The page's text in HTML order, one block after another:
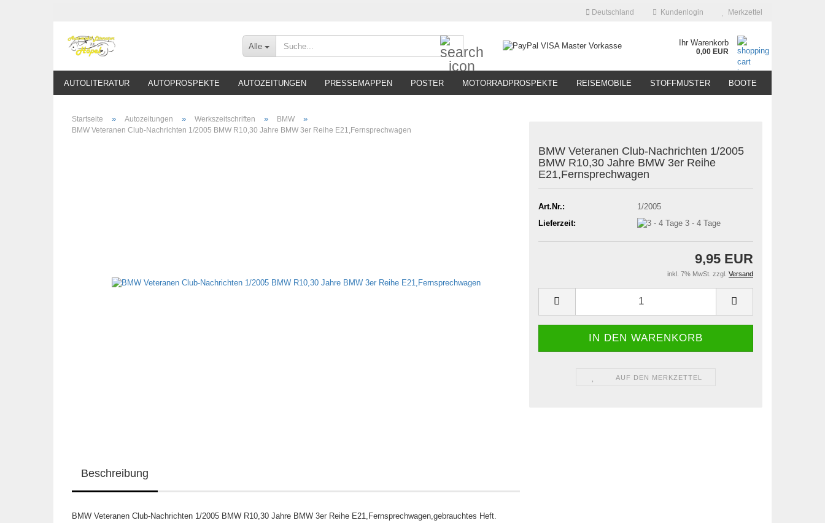
Deutschland Kundenlogin Merkzettel
Alle Ihr Warenkorb
0,00 EUR
AUTOLITERATUR AUTOPROSPEKTE AUTOZEITUNGEN PRESSEMAPPEN POSTER MOTORRADPROSPEKTE REISEMOBILE STOFFMUSTER BOOTE
Startseite » Autozeitungen » Werkszeitschriften » BMW »
BMW Veteranen Club-Nachrichten 1/2005 BMW R10,30 Jahre BMW 3er Reihe E21,Fernsprechwagen
BMW Veteranen Club-Nachrichten 1/2005
BMW R10,30 Jahre BMW 3er Reihe
E21,Fernsprechwagen
Art.Nr.:
1/2005
Lieferzeit:
3 - 4 Tage
9,95 EUR
inkl. 7% MwSt. zzgl. Versand
AUF DEN MERKZETTEL
Beschreibung
BMW Veteranen Club-Nachrichten 1/2005 BMW R10,30 Jahre BMW 3er Reihe E21,Fernsprechwagen,gebrauchtes Heft.